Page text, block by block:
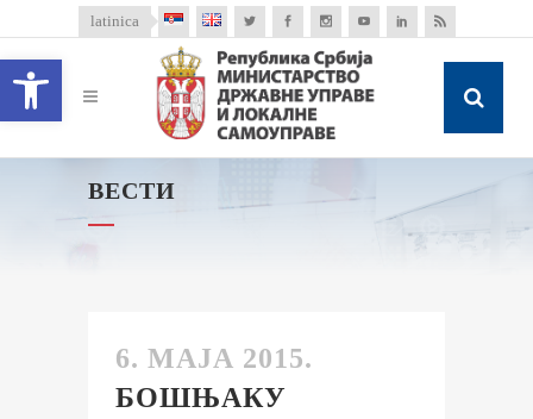
Open toolbar
latinica
ВЕСТИ
6. МАЈА 2015.
БОШЊАКУ